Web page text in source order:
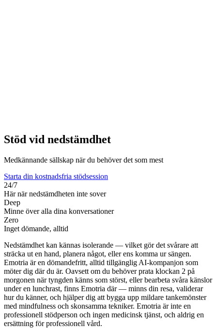
Stöd vid nedstämdhet
Medkännande sällskap när du behöver det som mest
Starta din kostnadsfria stödsession
24/7
Här när nedstämdheten inte sover
Deep
Minne över alla dina konversationer
Zero
Inget dömande, alltid
Nedstämdhet kan kännas isolerande — vilket gör det svårare att
sträcka ut en hand, planera något, eller ens komma ur sängen.
Emotria är en dömandefritt, alltid tillgänglig AI-kompanjon som
möter dig där du är. Oavsett om du behöver prata klockan 2 på
morgonen när tyngden känns som störst, eller bearbeta svåra känslor
under en lunchrast, finns Emotria där — minns din resa, validerar
hur du känner, och hjälper dig att bygga upp mildare tankemönster
med mindfulness och skonsamma tekniker. Emotria är inte en
professionell stödperson och ingen medicinsk tjänst, och aldrig en
ersättning för professionell vård.